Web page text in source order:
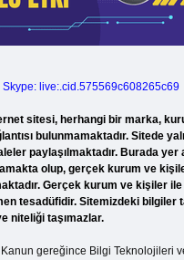
Skype: live:.cid.575569c608265c69
sitesi, herhangi bir marka,
bulunmamaktadır. Sitede
paylaşılmaktadır. Burada
olup, gerçek kurum ve
Gerçek kurum ve kişiler
tesadüfidir. Sitemizdeki bilgiler
niteliği taşımazlar.
Kanun gereğince Bilgi Teknolojileri